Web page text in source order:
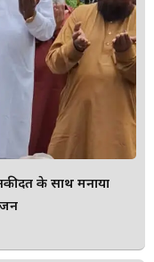
के साथ मनाया